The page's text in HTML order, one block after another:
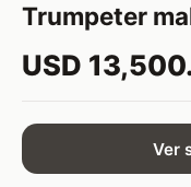
Trumpeter
USD
Ver